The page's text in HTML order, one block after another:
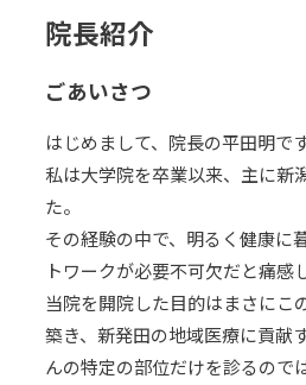
院長紹介
ごあいさつ
はじめまして、院長の平田明です
私は大学院を卒業以来、主に新
た。
その経験の中で、明るく健康に
トワークが必要不可欠だと痛感
当院を開院した目的はまさにこ
築き、新発田の地域医療に貢献
んの特定の部位だけを診るので